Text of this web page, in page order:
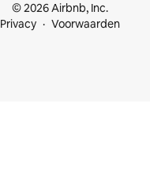
© 2026 Airbnb, Inc.
Privacy
Voorwaarden